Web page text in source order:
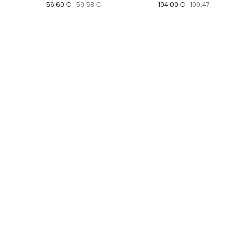
56.60 € 59.58 € 104.00 € 109.47 €